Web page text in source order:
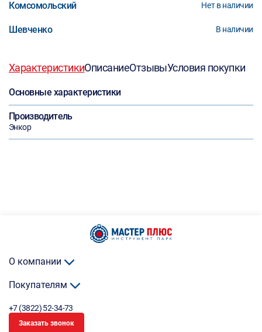
Комсомольский Нет в наличии
Шевченко В наличии
ХарактеристикиОписаниеОтзывыУсловия покупки
Основные характеристики
Производитель
Энкор
О компании
Покупателям
+7 (3822) 52-34-73
Заказать звонок